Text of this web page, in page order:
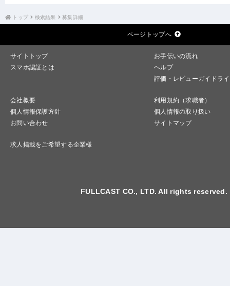
トップ 検索結果 募集詳細
ページトップへ
サイトトップ
お手伝いの流れ
スマホ認証とは
ヘルプ
評価・レビューガイドラ
会社概要
利用規約（求職者）
個人情報保護方針
個人情報の取り扱い
お問い合わせ
サイトマップ
求人掲載をご希望する企業様
FULLCAST CO., LTD. All rights reserved.